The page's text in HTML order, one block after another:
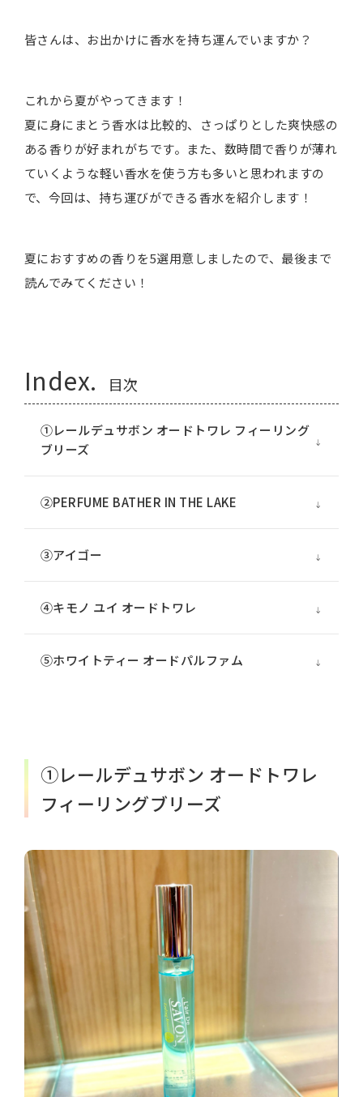
皆さんは、お出かけに香水を持ち運んでいますか？
これから夏がやってきます！
夏に身にまとう香水は比較的、さっぱりとした爽快感の
ある香りが好まれがちです。また、数時間で香りが薄れ
ていくような軽い香水を使う方も多いと思われますの
で、今回は、持ち運びができる香水を紹介します！
夏におすすめの香りを5選用意しましたので、最後まで
読んでみてください！
Index. 目次
①レールデュサボン オードトワレ フィーリング
ブリーズ
②PERFUME BATHER IN THE LAKE
③アイゴー
④キモノ ユイ オードトワレ
⑤ホワイトティー オードパルファム
①レールデュサボン オードトワレ
フィーリングブリーズ